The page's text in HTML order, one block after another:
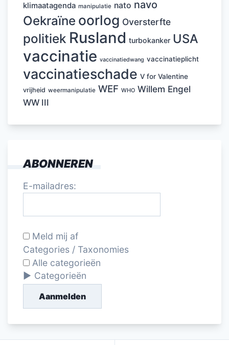
klimaatagenda manipulatie nato navo
Oekraïne oorlog Oversterfte
politiek Rusland turbokanker USA
vaccinatie vaccinatiedwang vaccinatieplicht
vaccinatieschade V for Valentine
vrijheid weermanipulatie WEF WHO Willem Engel
WW III
ABONNEREN
E-mailadres:
Meld mij af
Categories / Taxonomies
Alle categorieën
Categorieën
Aanmelden